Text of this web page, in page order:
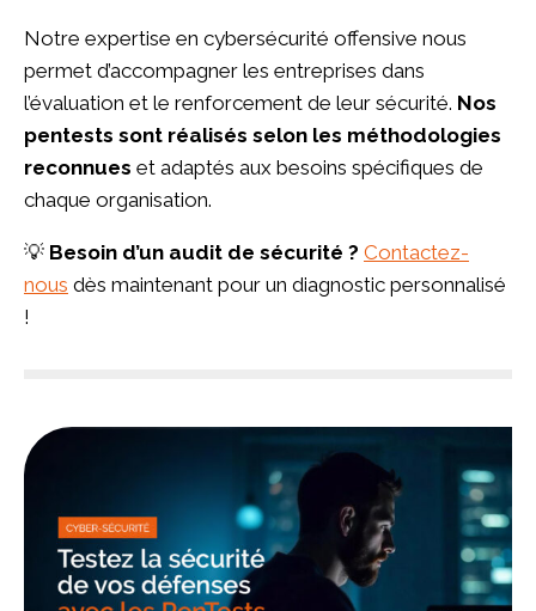
Notre expertise en cybersécurité offensive nous
permet d’accompagner les entreprises dans
l’évaluation et le renforcement de leur sécurité. Nos
pentests sont réalisés selon les méthodologies
reconnues et adaptés aux besoins spécifiques de
chaque organisation.
💡 Besoin d’un audit de sécurité ? Contactez-
nous dès maintenant pour un diagnostic personnalisé
!